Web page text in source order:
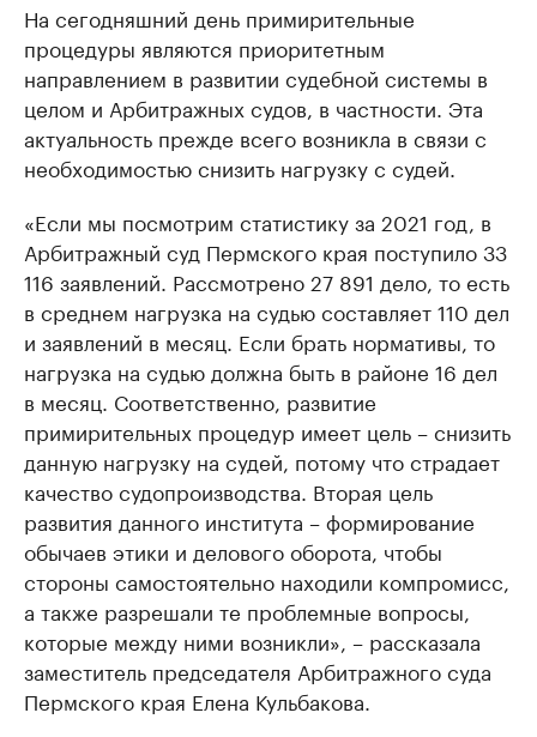
На сегодняшний день примирительные
процедуры являются приоритетным
направлением в развитии судебной системы в
целом и Арбитражных судов, в частности. Эта
актуальность прежде всего возникла в связи с
необходимостью снизить нагрузку с судей.
«Если мы посмотрим статистику за 2021 год, в
Арбитражный суд Пермского края поступило 33
116 заявлений. Рассмотрено 27 891 дело, то есть
в среднем нагрузка на судью составляет 110 дел
и заявлений в месяц. Если брать нормативы, то
нагрузка на судью должна быть в районе 16 дел
в месяц. Соответственно, развитие
примирительных процедур имеет цель – снизить
данную нагрузку на судей, потому что страдает
качество судопроизводства. Вторая цель
развития данного института – формирование
обычаев этики и делового оборота, чтобы
стороны самостоятельно находили компромисс,
а также разрешали те проблемные вопросы,
которые между ними возникли», – рассказала
заместитель председателя Арбитражного суда
Пермского края Елена Кульбакова.